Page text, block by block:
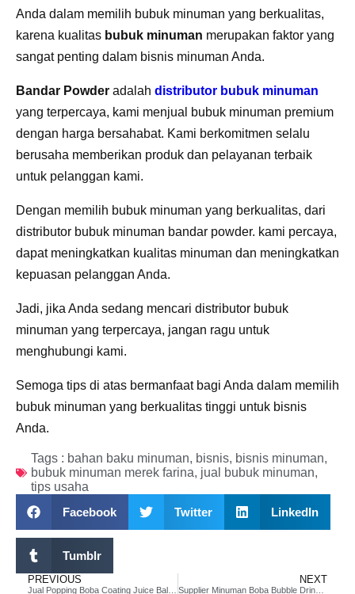
Anda dalam memilih bubuk minuman yang berkualitas,
karena kualitas bubuk minuman merupakan faktor yang
sangat penting dalam bisnis minuman Anda.
Bandar Powder adalah distributor bubuk minuman
yang terpercaya, kami menjual bubuk minuman premium
dengan harga bersahabat. Kami berkomitmen selalu
berusaha memberikan produk dan pelayanan terbaik
untuk pelanggan kami.
Dengan memilih bubuk minuman yang berkualitas, dari
distributor bubuk minuman bandar powder. kami percaya,
dapat meningkatkan kualitas minuman dan meningkatkan
kepuasan pelanggan Anda.
Jadi, jika Anda sedang mencari distributor bubuk
minuman yang terpercaya, jangan ragu untuk
menghubungi kami.
Semoga tips di atas bermanfaat bagi Anda dalam memilih
bubuk minuman yang berkualitas tinggi untuk bisnis
Anda.
Tags : bahan baku minuman, bisnis, bisnis minuman,
bubuk minuman merek farina, jual bubuk minuman,
tips usaha
Facebook
Twitter LinkedIn
Tumblr
PREVIOUS NEXT
Supplier Minuman Boba Bubble Drink Terlengkap